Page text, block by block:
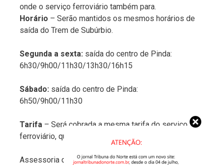
onde o serviço ferroviário também para.
Horário – Serão mantidos os mesmos horários de
saída do Trem de Subúrbio.
Segunda a sexta: saída do centro de Pinda:
6h30/9h00/11h30/13h30/16h15
Sábado: saída do centro de Pinda:
6h50/9h00/11h30
Tarifa – Será cobrada a mesma tarifa do serviço
ferroviário, que é de R$ 3,50.
Assessoria da Secretaria de Transporte